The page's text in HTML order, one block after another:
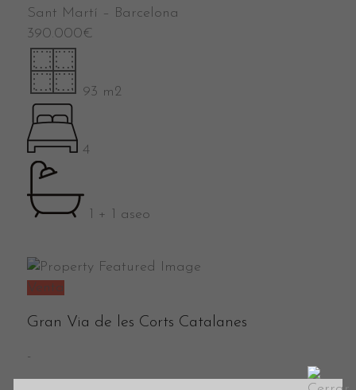
Sant Martí – Barcelona
390.000€
93 m2
4
1 + 1 aseo
Venta
Gran Via de les Corts Catalanes
-